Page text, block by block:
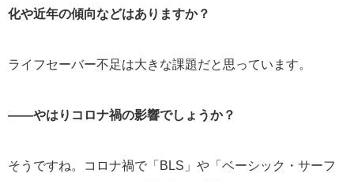
化や近年の傾向などはありますか？
ライフセーバー不足は大きな課題だと思っています。
――やはりコロナ禍の影響でしょうか？
そうですね。コロナ禍で「BLS」や「ベーシック・サーフ